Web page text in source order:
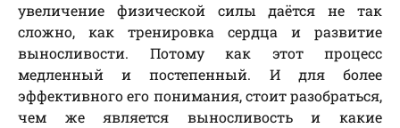
увеличение физической силы даётся не так
сложно, как тренировка сердца и развитие
выносливости. Потому как этот процесс
медленный и постепенный. И для более
эффективного его понимания, стоит разобраться,
чем же является выносливость и какие